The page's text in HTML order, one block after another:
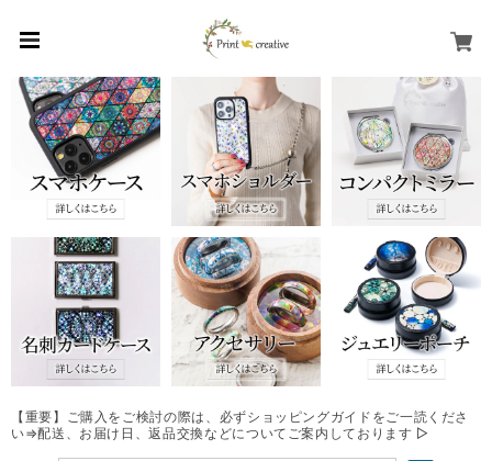
【重要】ご購入をご検討の際は、必ずショッピングガイドをご一読くださ
い⇒配送、お届け日、返品交換などについてご案内しております ▷